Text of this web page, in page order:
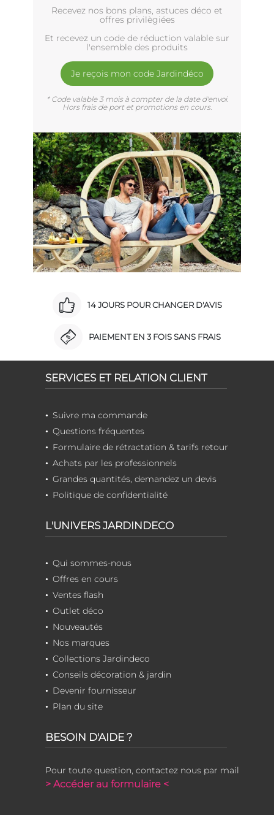
Recevez nos bons plans, astuces déco et
offres privilègiées
Et recevez un code de réduction valable sur
l'ensemble des produits
Je reçois mon code Jardindéco
* Code valable 3 mois à compter de la date d'envoi.
Hors frais de port et promotions en cours.
14 JOURS POUR CHANGER D'AVIS
PAIEMENT EN 3 FOIS SANS FRAIS
SERVICES ET RELATION CLIENT
Suivre ma commande
Questions fréquentes
Formulaire de rétractation & tarifs retour
Achats par les professionnels
Grandes quantités, demandez un devis
Politique de confidentialité
L'UNIVERS JARDINDECO
Qui sommes-nous
Offres en cours
Ventes flash
Outlet déco
Nouveautés
Nos marques
Collections Jardindeco
Conseils décoration & jardin
Devenir fournisseur
Plan du site
BESOIN D'AIDE ?
Pour toute question, contactez nous par mail
> Accéder au formulaire <